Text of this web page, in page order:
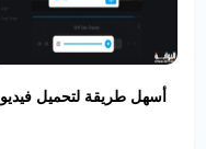
أسهل طريقة لتحميل فيديو